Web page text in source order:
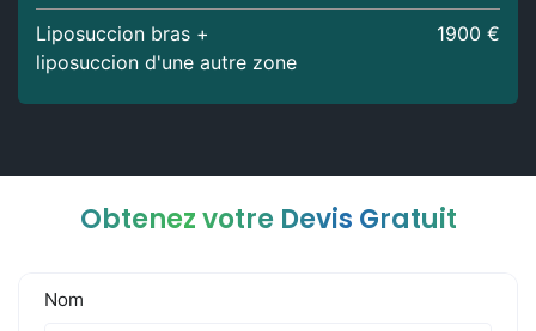
Liposuccion bras +
liposuccion d'une autre zone
1900 €
Obtenez votre Devis Gratuit